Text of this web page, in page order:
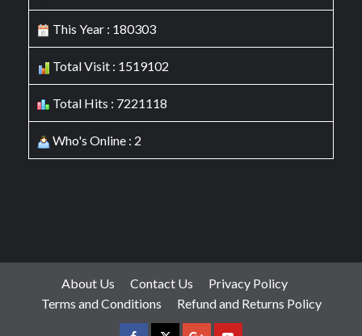
This Year : 180303
Total Visit : 1519102
Total Hits : 7221118
Who's Online : 2
About Us Contact Us
Privacy Policy
Terms and Conditions
Refund and Returns Policy